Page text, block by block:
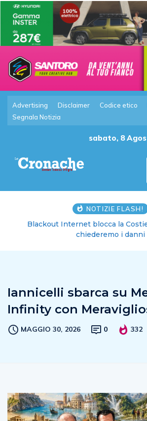
Advertising Disclaimer Codice etico
Segnala Notizia
sabato, 8
NOTIZIE FLASH!
Blackout Internet blocca la
chiederemo i danni
Iannicelli sbarca su
Infinity con
MAGGIO 30, 2026 0 332